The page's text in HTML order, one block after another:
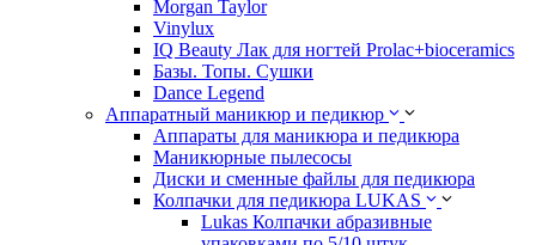
Morgan Taylor
Vinylux
IQ Beauty Лак для ногтей Prolac+bioceramics
Базы. Топы. Сушки
Dance Legend
Аппаратный маникюр и педикюр
Аппараты для маникюра и педикюра
Маникюрные пылесосы
Диски и сменные файлы для педикюра
Колпачки для педикюра LUKAS
Lukas Колпачки абразивные